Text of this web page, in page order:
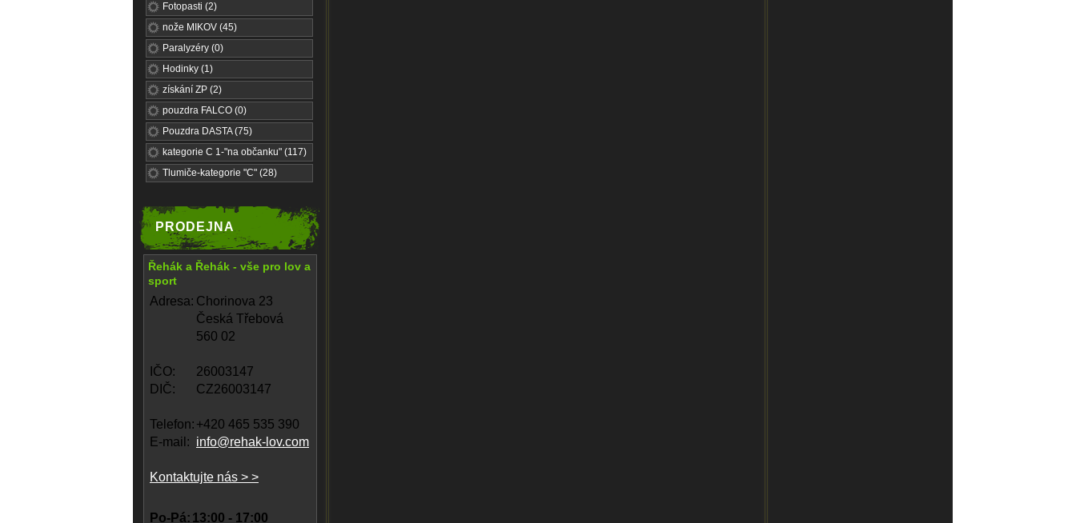
Fotopasti (2)
nože MIKOV (45)
Paralyzéry (0)
Hodinky (1)
získání ZP (2)
pouzdra FALCO (0)
Pouzdra DASTA (75)
kategorie C 1-"na občanku" (117)
Tlumiče-kategorie "C" (28)
PRODEJNA
Řehák a Řehák - vše pro lov a
sport
Adresa: Chorinova 23
Česká Třebová
560 02
IČO:
26003147
DIČ:
CZ26003147
Telefon: +420 465 535 390
E-mail: info@rehak-lov.com
Kontaktujte nás > >
Po-Pá: 13:00 - 17:00